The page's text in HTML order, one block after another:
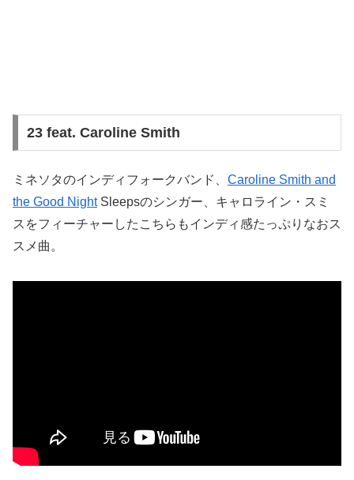
23 feat. Caroline Smith
ミネソタのインディフォークバンド、 Caroline Smith and
the Good NightSleepsのシンガー、キャロライン・スミ
スをフィーチャーしたこちらもインディ感たっぷりなおス
スメ曲。